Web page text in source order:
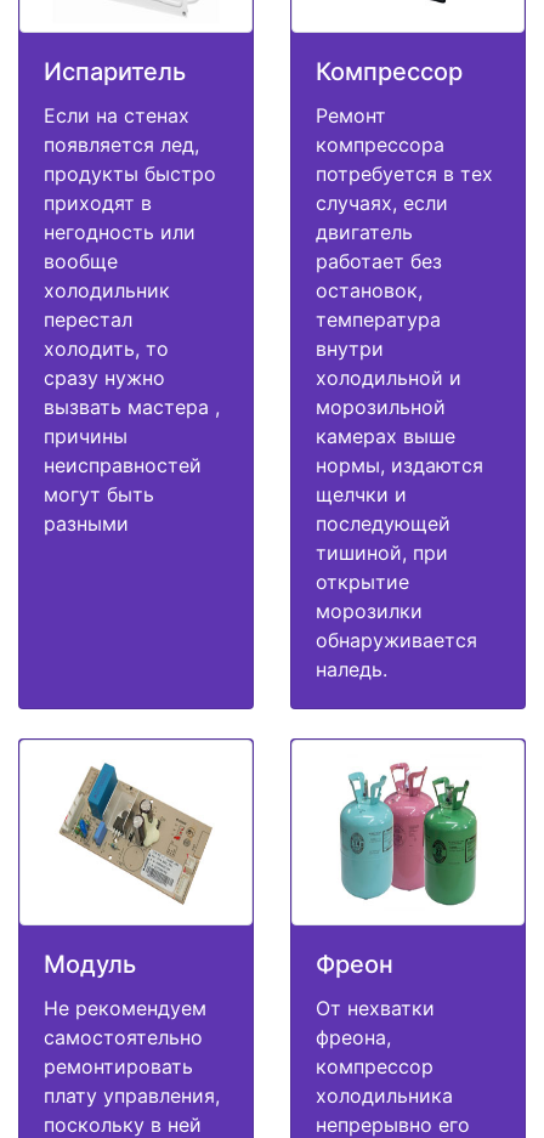
Испаритель
Если на стенах
появляется лед,
продукты быстро
приходят в
негодность или
вообще
холодильник
перестал
холодить, то
сразу нужно
вызвать мастера ,
причины
неисправностей
могут быть
разными
Компрессор
Ремонт
компрессора
потребуется в тех
случаях, если
двигатель
работает без
остановок,
температура
внутри
холодильной и
морозильной
камерах выше
нормы, издаются
щелчки и
последующей
тишиной, при
открытие
морозилки
обнаруживается
наледь.
Модуль
Не рекомендуем
самостоятельно
ремонтировать
плату управления,
поскольку в ней
Фреон
От нехватки
фреона,
компрессор
холодильника
непрерывно его